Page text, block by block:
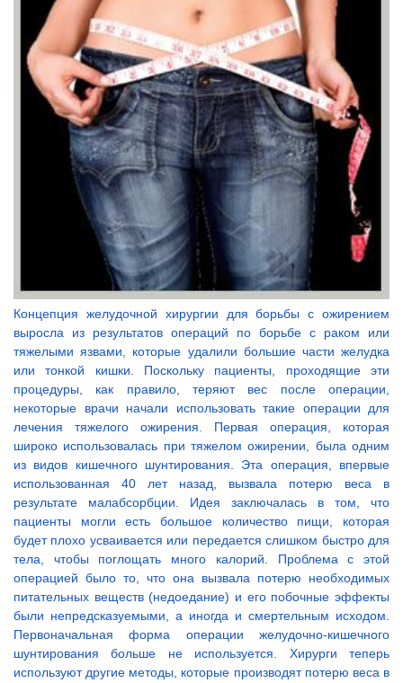
Концепция желудочной хирургии для борьбы с ожирением
выросла из результатов операций по борьбе с раком или
тяжелыми язвами, которые удалили большие части желудка
или тонкой кишки. Поскольку пациенты, проходящие эти
процедуры, как правило, теряют вес после операции,
некоторые врачи начали использовать такие операции для
лечения тяжелого ожирения. Первая операция, которая
широко использовалась при тяжелом ожирении, была одним
из видов кишечного шунтирования. Эта операция, впервые
использованная 40 лет назад, вызвала потерю веса в
результате малабсорбции. Идея заключалась в том, что
пациенты могли есть большое количество пищи, которая
будет плохо усваивается или передается слишком быстро для
тела, чтобы поглощать много калорий. Проблема с этой
операцией было то, что она вызвала потерю необходимых
питательных веществ (недоедание) и его побочные эффекты
были непредсказуемыми, а иногда и смертельным исходом.
Первоначальная форма операции желудочно-кишечного
шунтирования больше не используется. Хирурги теперь
используют другие методы, которые производят потерю веса в